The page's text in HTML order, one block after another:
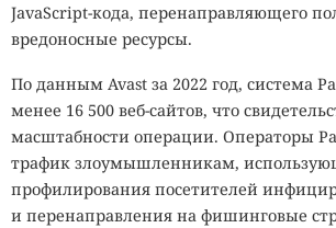
JavaScript-кода, перенаправляющего
вредоносные ресурсы.
По данным Avast за 2022 год, система
менее 16 500 веб-сайтов, что
масштабности операции. Операторы
трафик злоумышленникам,
профилирования посетителей
и перенаправления на фишинговые